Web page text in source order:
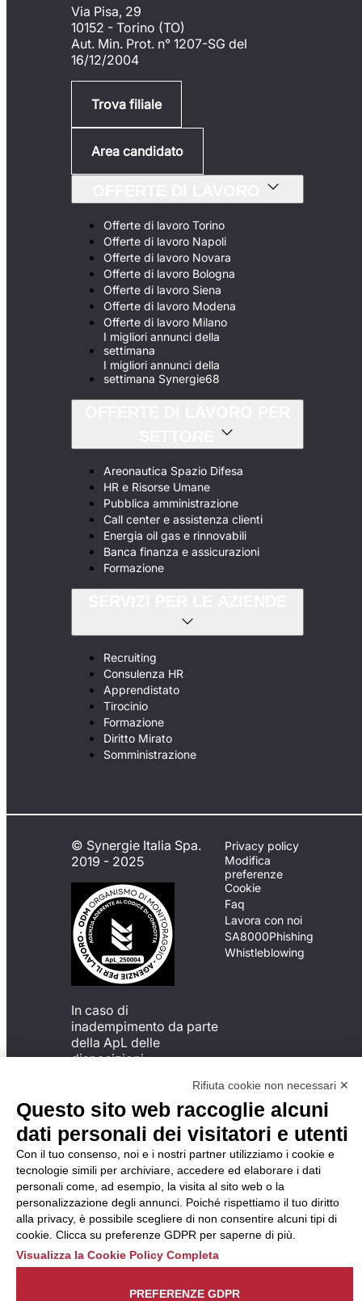
Via Pisa, 29
10152 - Torino (TO)
Aut. Min. Prot. n° 1207-SG del
16/12/2004
Trova filiale
Area candidato
Offerte di lavoro Torino
Offerte di lavoro Napoli
Offerte di lavoro Novara
Offerte di lavoro Bologna
Offerte di lavoro Siena
Offerte di lavoro Modena
Offerte di lavoro Milano
I migliori annunci della
settimana
I migliori annunci della
settimana Synergie68
Areonautica Spazio Difesa
HR e Risorse Umane
Pubblica amministrazione
Call center e assistenza clienti
Energia oil gas e rinnovabili
Banca finanza e assicurazioni
Formazione
Recruiting
Consulenza HR
Apprendistato
Tirocinio
Formazione
Diritto Mirato
Somministrazione
© Synergie Italia Spa.
2019 - 2025
In caso di
inadempimento da parte
della ApL delle
disposizioni
possibile presentare un
reclamo
all’Organismo di
Monitoraggio utilizzando
una delle modalità
descritte al seguente
indirizzo web
https://odm-
agenzielavoro.it/reclami/.
Privacy policy
Modifica
preferenze
Cookie
Faq
Lavora con noi
SA8000Phishing
Whistleblowing
Rifiuta cookie non necessari ✕
Questo sito web raccoglie alcuni
dati personali dei visitatori e utenti
Con il tuo consenso, noi e i nostri partner utilizziamo i cookie e
tecnologie simili per archiviare, accedere ed elaborare i dati
personali come, ad esempio, la visita al sito web o la
personalizzazione degli annunci. Poiché rispettiamo il tuo diritto
alla privacy, è possibile scegliere di non consentire alcuni tipi di
cookie. Clicca su preferenze GDPR per saperne di più.
Visualizza la Cookie Policy Completa
PREFERENZE GDPR